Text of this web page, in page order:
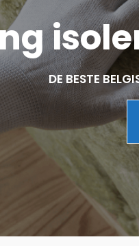
DE BESTE